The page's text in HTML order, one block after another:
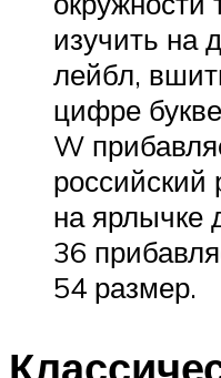
изучить на
лейбл,
цифре
W
российский
на ярлычке
36
54 размер.